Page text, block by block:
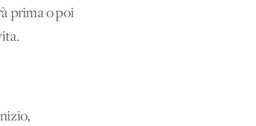
prima o poi